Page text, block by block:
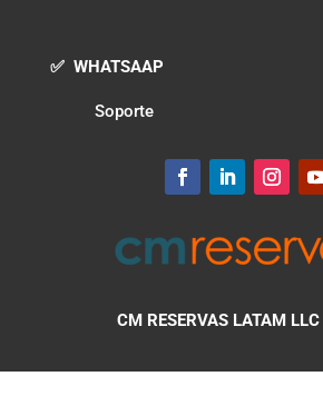
✅ WHATSAAP
Soporte
CM RESERVAS LATAM LLC